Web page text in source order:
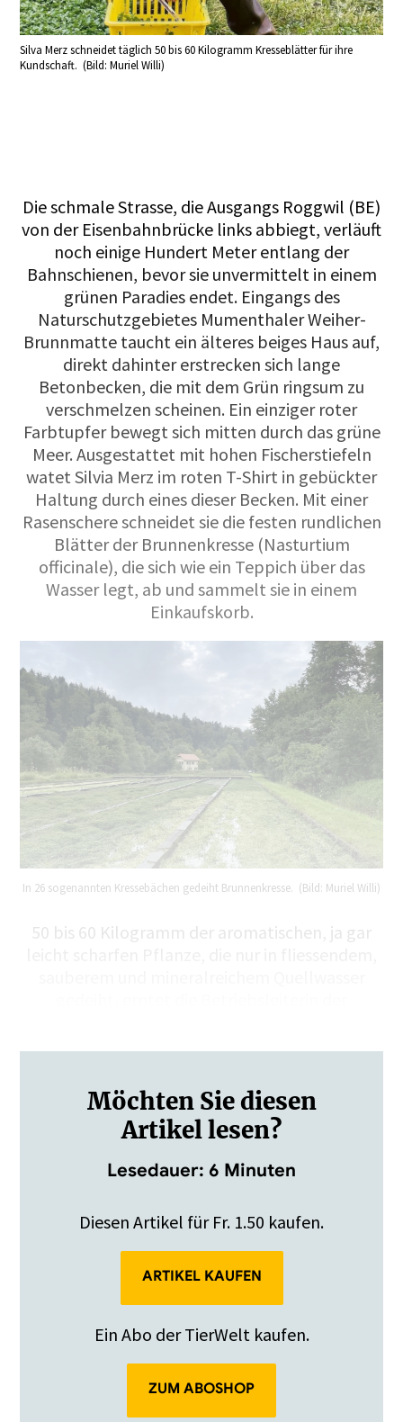
Silva Merz schneidet täglich 50 bis 60 Kilogramm Kresseblätter für ihre
Kundschaft. (Bild: Muriel Willi)
Die schmale Strasse, die Ausgangs Roggwil (BE)
von der Eisenbahnbrücke links abbiegt, verläuft
noch einige Hundert Meter entlang der
Bahnschienen, bevor sie unvermittelt in einem
grünen Paradies endet. Eingangs des
Naturschutzgebietes Mumenthaler Weiher-
Brunnmatte taucht ein älteres beiges Haus auf,
direkt dahinter erstrecken sich lange
Betonbecken, die mit dem Grün ringsum zu
verschmelzen scheinen. Ein einziger roter
Farbtupfer bewegt sich mitten durch das grüne
Meer. Ausgestattet mit hohen Fischerstiefeln
watet Silvia Merz im roten T-Shirt in gebückter
Haltung durch eines dieser Becken. Mit einer
Rasenschere schneidet sie die festen rundlichen
Blätter der Brunnenkresse (Nasturtium
officinale), die sich wie ein Teppich über das
Wasser legt, ab und sammelt sie in einem
Einkaufskorb.
In 26 sogenannten Kressebächen gedeiht Brunnenkresse. (Bild: Muriel Willi)
50 bis 60 Kilogramm der aromatischen, ja gar
Möchten Sie diesen
Artikel lesen?
Lesedauer: 6 Minuten
Diesen Artikel für Fr. 1.50 kaufen.
ARTIKEL KAUFEN
Ein Abo der TierWelt kaufen.
ZUM ABOSHOP